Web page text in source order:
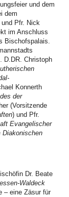
war ein
zu dem Zeitpunkt
vorstellte. Die
Krankenhaus, bei
Verpflegung
Bildung geboten
an: der Einladung
viel mehr Frauen
Methoden vor:
und Qigong. Die
interessierter
Großen Saal der
werden. Die
Methoden weckte
und dem
dem
und Pfr. Nick
im Anschluss
Bischofspalais.
D.DR. Christoph
Konnerth
der
(Vorsitzende
) und Pfr.
Evangelischer
Diakonischen
Dr. Beate
Waldeck
– eine Zäsur für